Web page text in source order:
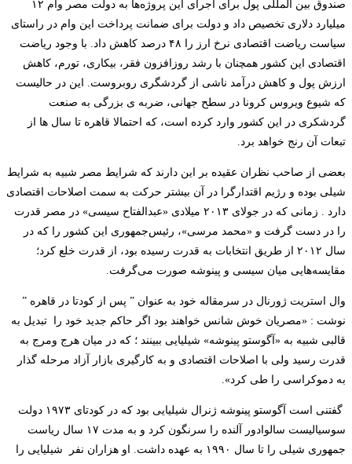
صندوق بین المللی پول برای اجرای این پروژه‌ها به دولت مصر وام ۱۲
میلیارد دلاری تخصیص داد و دولت برای ضمانت پرداخت این وام در راستای
سیاست ریاضت اقتصادی نرخ ارز را ۴۸ درصد کاهش داد. با وجود ریاضت
اقتصادی این کشور همچنان با رشد روزافزون فقر، بیکاری، تورم، کاهش
ارزش پول و کاهش درآمد ناشی از گردشگری روبروست. این در حالیست
که شیوع ویروس کرونا در سطح جهانی، ضربه ­ی بزرگی به صنعت
گردشکری در این کشور وارد کرده است، که احتمالا قاهره تا سال ­ها از
تبعات آن رنج خواهد برد.
بعضی از صاحب نظران عقیده بر این دارند که شرایط مصر شبیه به شرایط
شیلی بوده و رژیم اقتدارگرا در آن بیشتر حرکت به سمت اصلاحات اقتصادی
دارد . زمانی که در جولای ۲۰۱۳ میلادی «عبدالفتاح سیسی» در مصر قدرت
را در دست گرفت و «محمد مرسی»، رئیس‌جمهوری این کشور را که در
سال ۲۰۱۲ از طریق انتخابات به قدرت رسیده بود، از قدرت خلع کرد؛
مقایسه‌هایی میان سیسی و پینوشه صورت می‌گرفت.
وال استریت ژورنال در سرمقاله خود به عنوان ” پس از کودتا در قاهره ”
نوشت : «مصریان خوش شانس خواهند بود اگر حاکم جدید خود را
تبدیل به
قالبی شبیه به «آگوستو پینوشه» شیلیایی ببینند ؛ که در میان هرج ومرج به
قدرت رسید ولی با اصلاحات اقتصادی و به کارگیری بازار آزاد مرحله گذار
به دموکراسی را طی کرد».
گفتنی است
آگوستو پینوشه ژنرال شیلیایی بود که در کودتای ۱۹۷۳ دولت
سوسیالیست سالوادور آلنده را سرنگون کرد و به مدت ۱۷ سال ریاست
جمهوری شیلی را تا سال ۱۹۹۰ به عهده داشت. او هزاران نفر
شیلیایی را